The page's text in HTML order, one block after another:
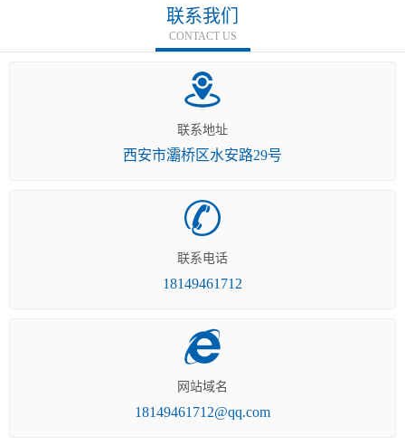
联系我们
CONTACT US
联系地址
西安市灞桥区水安路29号
联系电话
18149461712
网站域名
18149461712@qq.com